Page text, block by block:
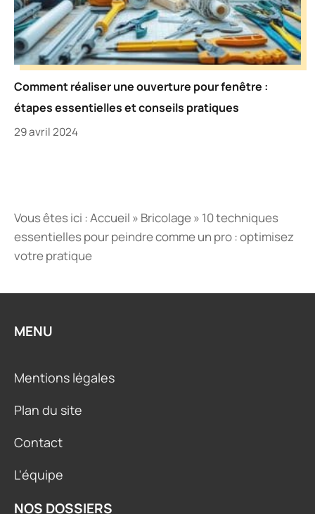
Comment réaliser une ouverture pour fenêtre :
étapes essentielles et conseils pratiques
29 avril 2024
Vous êtes ici :Accueil » Bricolage» 10 techniques
essentielles pour peindre comme un pro : optimisez
votre pratique
MENU
Mentions légales
Plan du site
Contact
L'équipe
NOS DOSSIERS